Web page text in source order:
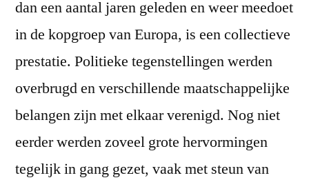
dan een aantal jaren geleden en weer meedoet
in de kopgroep van Europa, is een collectieve
prestatie. Politieke tegenstellingen werden
overbrugd en verschillende maatschappelijke
belangen zijn met elkaar verenigd. Nog niet
eerder werden zoveel grote hervormingen
tegelijk in gang gezet, vaak met steun van